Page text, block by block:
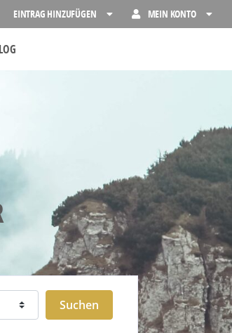
EINTRAG HINZUFÜGEN MEIN KONTO
SuchenSuchen